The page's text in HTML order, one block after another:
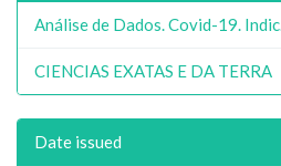
Análise de Dados. Covid-19. Indic...
CIENCIAS EXATAS E DA TERRA
Date issued